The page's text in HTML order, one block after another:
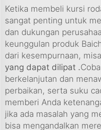
Ketika membeli kursi
sangat penting untuk
dan dukungan
keunggulan produk
dari kesempurnaan,
yang dapat dilipat .
berkelanjutan dan
perbaikan, serta suku
memberi Anda
jika ada masalah yang
bisa mengandalkan